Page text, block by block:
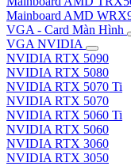
Mainboard AMD
VGA - Card Màn Hình
VGA NVIDIA
NVIDIA RTX 5090
NVIDIA RTX 5080
NVIDIA RTX 5070 Ti
NVIDIA RTX 5070
NVIDIA RTX 5060 Ti
NVIDIA RTX 5060
NVIDIA RTX 3060
NVIDIA RTX 3050